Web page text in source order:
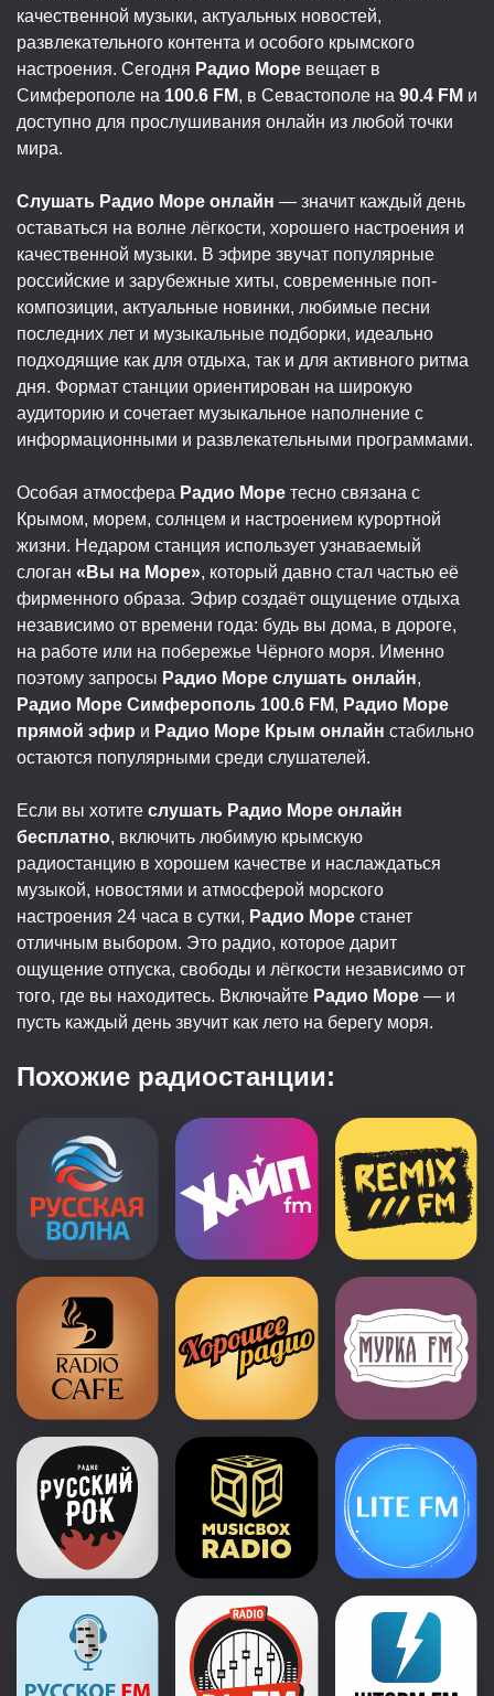
качественной музыки, актуальных новостей,
развлекательного контента и особого крымского
настроения. Сегодня Радио Море вещает в
Симферополе на 100.6 FM, в Севастополе на 90.4 FM и
доступно для прослушивания онлайн из любой точки
мира.
Слушать Радио Море онлайн — значит каждый день
оставаться на волне лёгкости, хорошего настроения и
качественной музыки. В эфире звучат популярные
российские и зарубежные хиты, современные поп-
композиции, актуальные новинки, любимые песни
последних лет и музыкальные подборки, идеально
подходящие как для отдыха, так и для активного ритма
дня. Формат станции ориентирован на широкую
аудиторию и сочетает музыкальное наполнение с
информационными и развлекательными программами.
Особая атмосфера Радио Море тесно связана с
Крымом, морем, солнцем и настроением курортной
жизни. Недаром станция использует узнаваемый
слоган «Вы на Море», который давно стал частью её
фирменного образа. Эфир создаёт ощущение отдыха
независимо от времени года: будь вы дома, в дороге,
на работе или на побережье Чёрного моря. Именно
поэтому запросы Радио Море слушать онлайн,
Радио Море Симферополь 100.6 FM, Радио Море
прямой эфир и Радио Море Крым онлайн стабильно
остаются популярными среди слушателей.
Если вы хотите слушать Радио Море онлайн
бесплатно, включить любимую крымскую
радиостанцию в хорошем качестве и наслаждаться
музыкой, новостями и атмосферой морского
настроения 24 часа в сутки, Радио Море станет
отличным выбором. Это радио, которое дарит
ощущение отпуска, свободы и лёгкости независимо от
того, где вы находитесь. Включайте Радио Море — и
пусть каждый день звучит как лето на берегу моря.
Похожие радиостанции: